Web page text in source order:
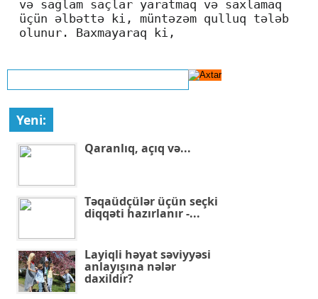
və sağlam saçlar yaratmaq və saxlamaq
üçün əlbəttə ki, müntəzəm qulluq tələb
olunur. Baxmayaraq ki,
Yeni:
Qaranlıq, açıq və...
Təqaüdçülər üçün seçki
diqqəti hazırlanır -...
Layiqli həyat səviyyəsi
anlayışına nələr
daxildir?